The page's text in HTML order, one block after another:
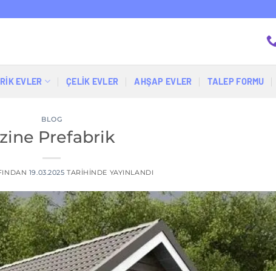
EVLER ÇELIK EVLER AHŞAP EVLER TALEP FORMU
BLOG
Prefabrik
19.03.2025 TARIHINDE YAYINLANDI